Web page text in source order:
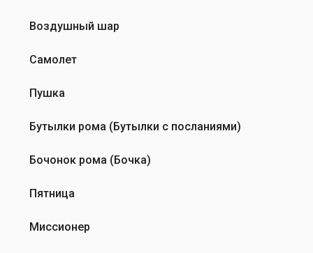
Воздушный шар
Самолет
Пушка
Бутылки рома (Бутылки с посланиями)
Бочонок рома (Бочка)
Пятница
Миссионер